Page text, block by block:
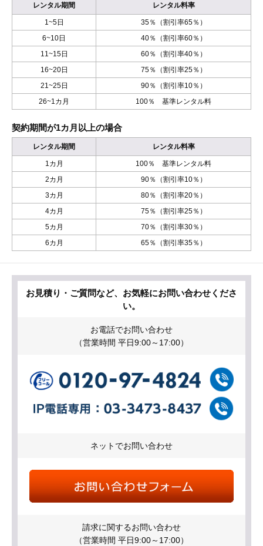
レンタル期間 レンタル料率
1~5日
35％（割引率65％）
6~10日
40％（割引率60％）
11~15日
60％（割引率40％）
16~20日
75％（割引率25％）
21~25日
90％（割引率10％）
26~1カ月
100％ 基準レンタル料
契約期間が1カ月以上の場合
レンタル期間 レンタル料率
1カ月
100％ 基準レンタル料
2カ月
90％（割引率10％）
3カ月
80％（割引率20％）
4カ月
75％（割引率25％）
5カ月
70％（割引率30％）
6カ月
65％（割引率35％）
お見積り・ご質問など、お気軽にお問い合わせくださ
い。
お電話でお問い合わせ
（営業時間 平日9:00～17:00）
ネットでお問い合わせ
請求に関するお問い合わせ
（営業時間 平日9:00～17:00）